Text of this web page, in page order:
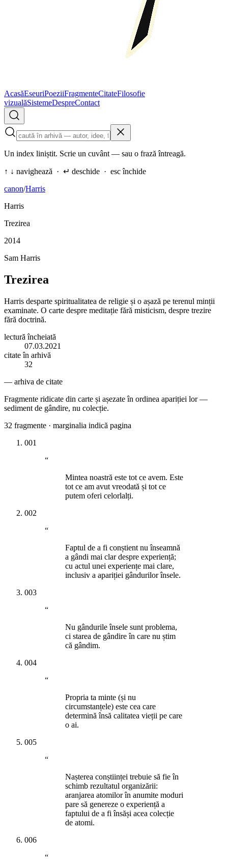
AcasăEseuriPoeziiFragmenteCitateFilosofie
vizualăSistemeDespreContact
Un index liniștit. Scrie un cuvânt — sau o frază întreagă.
↑ ↓ navighează · ↵ deschide · esc închide
canon/Harris
Harris
Trezirea
2014
Sam Harris
Trezirea
Harris desparte spiritualitatea de religie și o așază pe terenul minții
examinate. O carte despre meditație fără misticism, despre trezire
fără doctrină.
lectură încheiată
07.03.2021
citate în arhivă
32
— arhiva de citate
Fragmente ridicate din carte și așezate în ordinea apariției lor —
sediment de gândire, nu colecție.
32 fragmente · marginalia indică pagina
001
“
Mintea noastră este tot ce avem. Este
tot ce am avut vreodată și tot ce
putem oferi celorlalți.
002
“
Faptul de a fi conștient nu înseamnă
a gândi mai clar despre experiență;
cu actul unei experiențe mai clare,
inclusiv a apariției gândurilor însele.
003
“
Nu gândurile însele sunt problema,
ci starea de gândire în care nu știm
că gândim.
004
“
Propria ta minte (și nu
circumstanțele) este cea care
determină însă calitatea vieții pe care
o ai.
005
“
Nașterea conștiinței trebuie să fie în
schimb rezultatul organizării:
aranjarea atomilor în anumite moduri
pare să genereze o experiență a
faptului de a fi însăși acea colecție
de atomi.
006
“